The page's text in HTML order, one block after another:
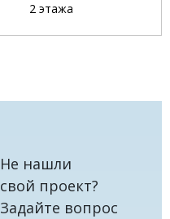
2 этажа
Не нашли
свой проект?
Задайте вопрос